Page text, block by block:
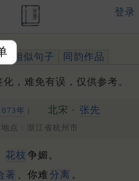
登录
相似句子 同韵作品
，难免有误，仅供参考。
年 ） 北宋 · 张先
点：浙江省杭州市
花枝 争媚。
著 、你难 分离 。